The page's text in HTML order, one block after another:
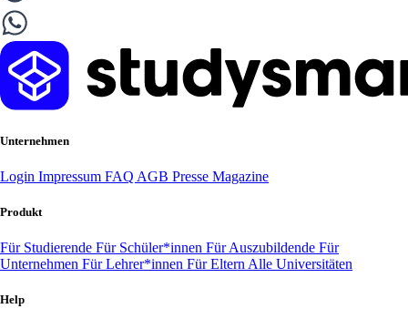
Unternehmen
Login Impressum FAQ AGB Presse Magazine
Produkt
Für Studierende Für Schüler*innen Für Auszubildende Für
Unternehmen Für Lehrer*innen Für Eltern Alle Universitäten
Help